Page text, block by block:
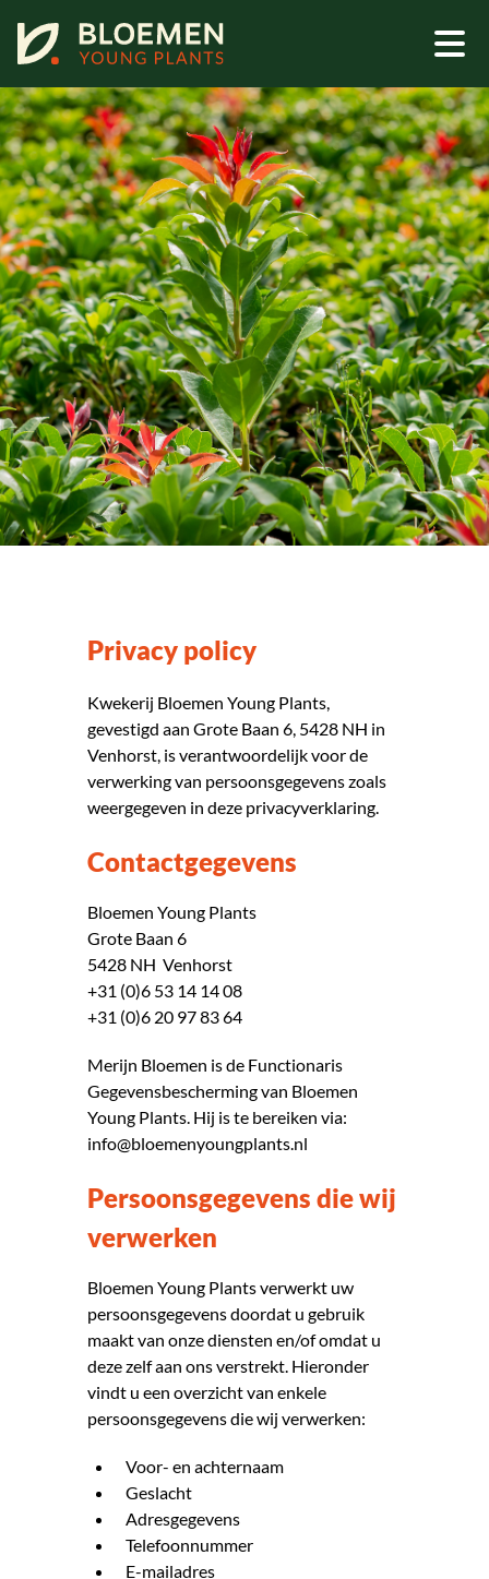
Privacy policy
Kwekerij Bloemen Young Plants,
gevestigd aan Grote Baan 6, 5428 NH in
Venhorst, is verantwoordelijk voor de
verwerking van persoonsgegevens zoals
weergegeven in deze privacyverklaring.
Contactgegevens
Bloemen Young Plants
Grote Baan 6
5428 NH Venhorst
+31 (0)6 53 14 14 08
+31 (0)6 20 97 83 64
Merijn Bloemen is de Functionaris
Gegevensbescherming van Bloemen
Young Plants. Hij is te bereiken via:
info@bloemenyoungplants.nl
Persoonsgegevens die wij
verwerken
Bloemen Young Plants verwerkt uw
persoonsgegevens doordat u gebruik
maakt van onze diensten en/of omdat u
deze zelf aan ons verstrekt. Hieronder
vindt u een overzicht van enkele
persoons­gegevens die wij verwerken:
Voor- en achternaam
Geslacht
Adresgegevens
Telefoonnummer
E-mailadres